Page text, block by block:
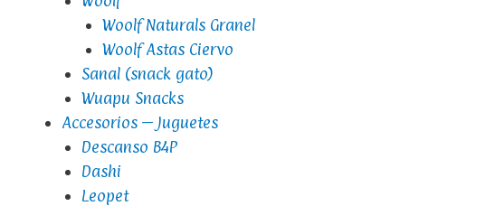
Woolf Naturals Granel
Woolf Astas Ciervo
Sanal (snack gato)
Wuapu Snacks
Accesorios – Juguetes
Descanso B4P
Dashi
Leopet